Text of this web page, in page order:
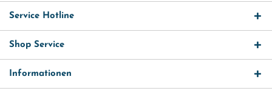
Service Hotline
Shop Service
Informationen